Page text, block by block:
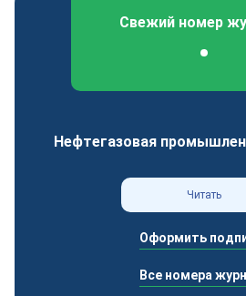
Свежий номер
Нефтегазовая
Читать
Оформить
Все номера